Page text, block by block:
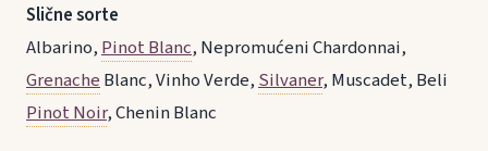
Slične sorte
Albarino, Pinot Blanc, Nepromućeni Chardonnai,
Grenache Blanc, Vinho Verde, Silvaner, Muscadet, Beli
Pinot Noir, Chenin Blanc